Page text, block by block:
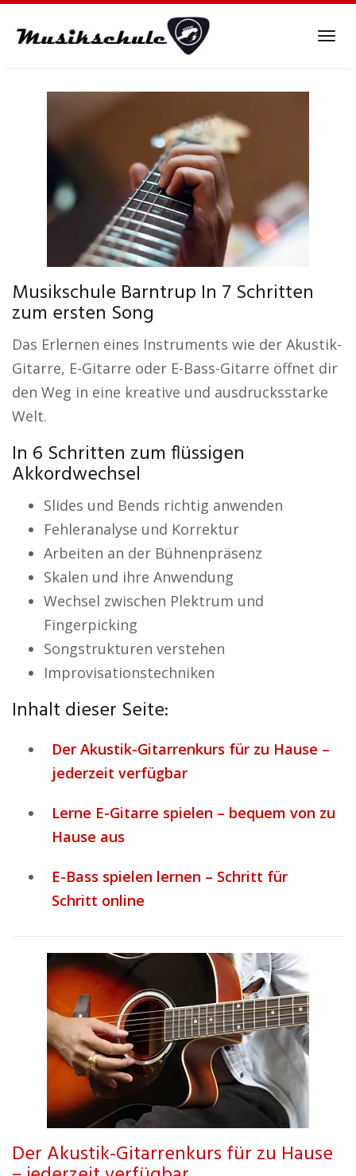
Musikschule Barntrup In 7 Schritten
zum ersten Song
Das Erlernen eines Instruments wie der Akustik-
Gitarre, E-Gitarre oder E-Bass-Gitarre öffnet dir
den Weg in eine kreative und ausdrucksstarke
Welt.
In 6 Schritten zum flüssigen
Akkordwechsel
Slides und Bends richtig anwenden
Fehleranalyse und Korrektur
Arbeiten an der Bühnenpräsenz
Skalen und ihre Anwendung
Wechsel zwischen Plektrum und
Fingerpicking
Songstrukturen verstehen
Improvisationstechniken
Inhalt dieser Seite:
Der Akustik-Gitarrenkurs für zu Hause –
jederzeit verfügbar
Lerne E-Gitarre spielen – bequem von zu
Hause aus
E-Bass spielen lernen – Schritt für
Schritt online
Der Akustik-Gitarrenkurs für zu Hause